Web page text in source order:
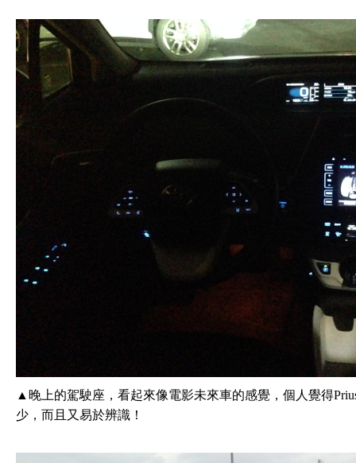
▲晚上的駕駛座，看起來像電影未來車的感覺，個人覺得
少，而且又易於辨識！